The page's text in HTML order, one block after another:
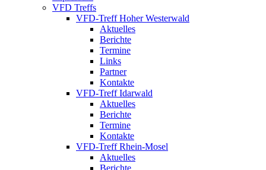
VFD Treffs
VFD-Treff Hoher Westerwald
Aktuelles
Berichte
Termine
Links
Partner
Kontakte
VFD-Treff Idarwald
Aktuelles
Berichte
Termine
Kontakte
VFD-Treff Rhein-Mosel
Aktuelles
Berichte